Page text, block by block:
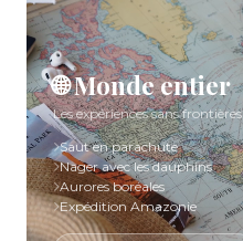
🌐 Monde entier
Les expériences sans frontières
Saut en parachute
Nager avec les dauphins
Aurores boréales
Expédition Amazonie